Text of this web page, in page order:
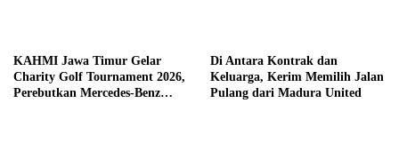
KAHMI Jawa Timur Gelar
Charity Golf Tournament 2026,
Perebutkan Mercedes-Benz
Di Antara Kontrak dan
Keluarga, Kerim Memilih Jalan
Pulang dari Madura United